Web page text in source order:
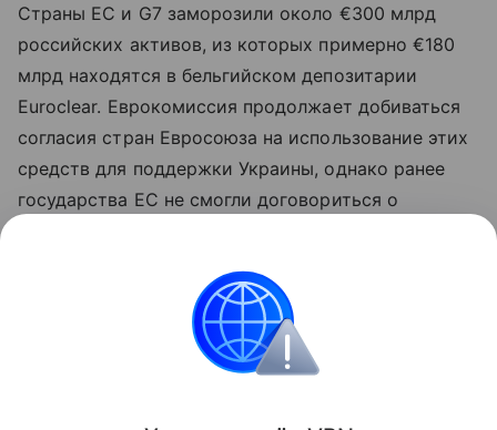
Страны ЕС и G7 заморозили около €300 млрд
российских активов, из которых примерно €180
млрд находятся в бельгийском депозитарии
Euroclear. Еврокомиссия продолжает добиваться
согласия стран Евросоюза на использование этих
средств для поддержки Украины, однако ранее
государства ЕС не смогли договориться о
российских активов.
санкции